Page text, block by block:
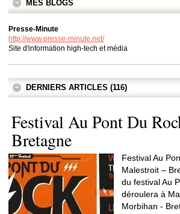
MES BLOGS
Presse-Minute
http://www.presse-minute.net/
Site d'information high-tech et média
DERNIERS ARTICLES (116)
Festival Au Pont Du
Bretagne
Festival Au
Malestroit –
du festival Au
déroulera à
Morbihan -